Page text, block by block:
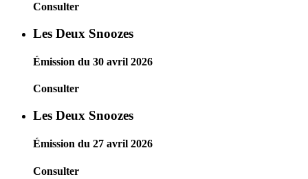
Consulter
Les Deux Snoozes
Émission du 30 avril 2026
Consulter
Les Deux Snoozes
Émission du 27 avril 2026
Consulter